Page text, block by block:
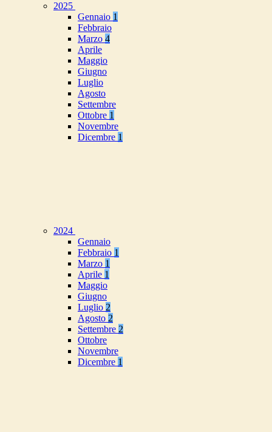
2025
Gennaio 1
Febbraio
Marzo 4
Aprile
Maggio
Giugno
Luglio
Agosto
Settembre
Ottobre 1
Novembre
Dicembre 1
2024
Gennaio
Febbraio 1
Marzo 1
Aprile 1
Maggio
Giugno
Luglio 2
Agosto 2
Settembre 2
Ottobre
Novembre
Dicembre 1